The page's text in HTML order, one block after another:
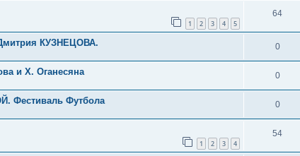
1 2 3 4 5
64
КУЗНЕЦОВА. 0
и Х. Оганесяна 0
Фестиваль Футбола 0
1 2 3 4
54